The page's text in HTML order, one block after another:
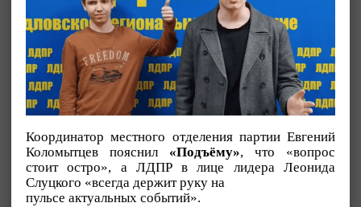
Координатор местного отделения партии Евгений
Коломытцев пояснил «Подъёму», что «вопрос
стоит остро», а ЛДПР в лице лидера Леонида
Слуцкого «всегда держит руку на
пульсе актуальных событий».